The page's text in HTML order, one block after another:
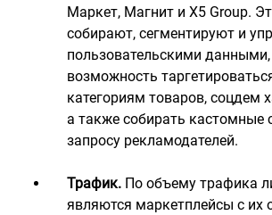
Маркет, Магнит и X5 Group.
собирают, сегментируют и
пользовательскими данными,
возможность
категориям товаров, соцдем
а также собирать кастомные
запросу рекламодателей.
Трафик. По объему трафика
являются маркетплейсы с их